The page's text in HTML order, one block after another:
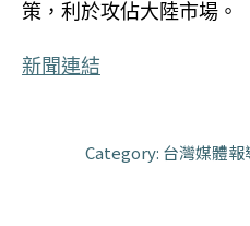
策，利於攻佔大陸市場。
新聞連結
Category: 台灣媒體報